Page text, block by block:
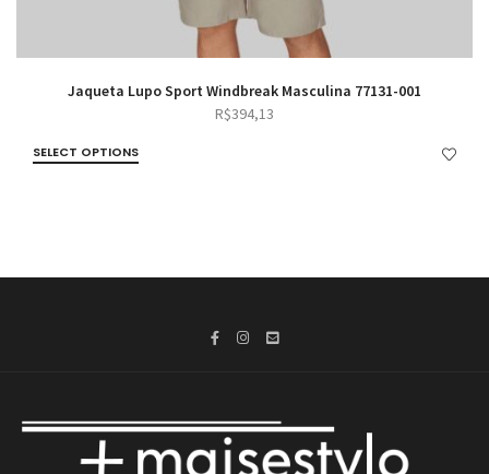
Jaqueta Lupo Sport Windbreak Masculina 77131-001
R$394,13
SELECT OPTIONS